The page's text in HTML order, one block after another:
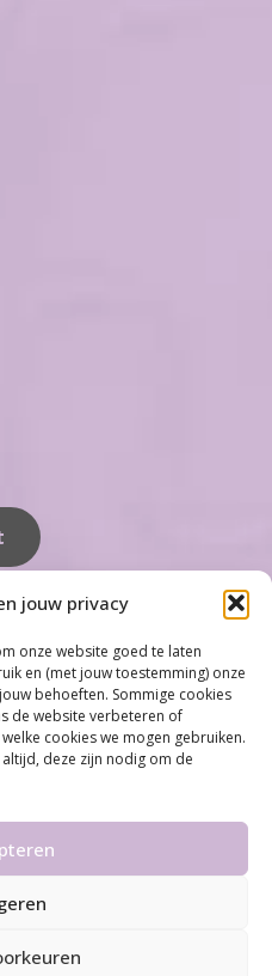
jouw privacy
onze website goed te laten
en (met jouw toestemming) onze
behoeften. Sommige cookies
de website verbeteren of
cookies we mogen gebruiken.
deze zijn nodig om de
die zich inzet op het gebied
Met ruim 100 locaties
de grootste organisaties op dit